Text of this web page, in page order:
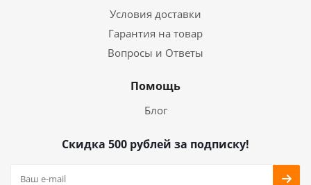
Условия доставки
Гарантия на товар
Вопросы и Ответы
Помощь
Блог
Скидка 500 рублей за подписку!